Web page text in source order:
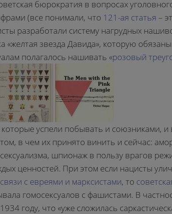
бюрократия в вопросах
(все понимали, что 121-ая статья –
разработали систему нагрудных
«желтая звезда Давида», которую
полагалось нашивать «розовый
успели побывать и союзниками, и
в чем их принято винить и сейчас:
шпионаж в пользу врагов
ценностей. При этом если нацисты
с евреями и марксистами, то
гомосексуалов с фашистами. В
году, что «уже сложилась